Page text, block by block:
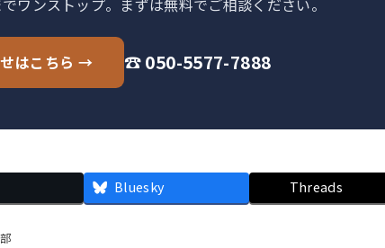
はこちら → ☎ 050-5577-7888
Bluesky Threads